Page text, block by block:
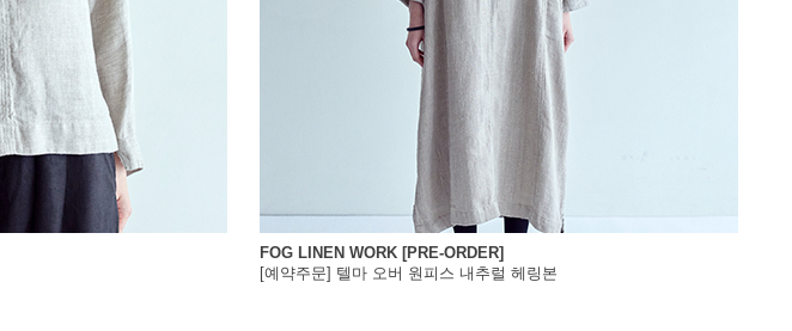
FOG LINEN WORK [PRE-ORDER]
[예약주문] 텔마 오버 원피스 내추럴 헤링본